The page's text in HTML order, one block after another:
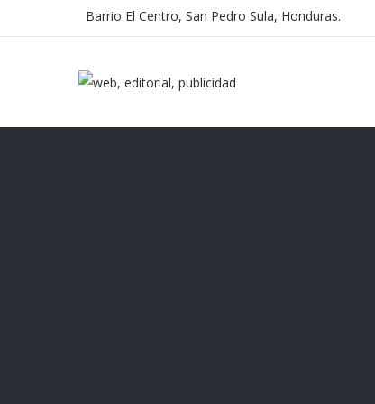
Barrio El Centro, San Pedro Sula, Honduras.